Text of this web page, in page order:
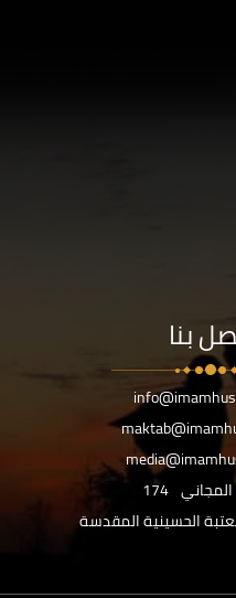
بنا
المجاني 174
الحسينية المقدسة